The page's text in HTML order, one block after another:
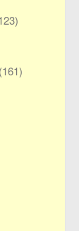
(161)